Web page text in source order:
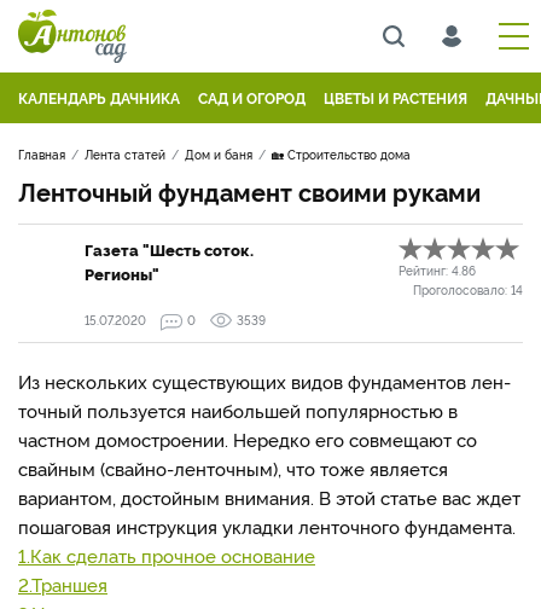
КАЛЕНДАРЬ ДАЧНИКА САД И ОГОРОД ЦВЕТЫ И РАСТЕНИЯ
Главная Лента статей Дом и баня 🏡 Строительство дома
Ленточный фундамент своими руками
Газета "Шесть соток.
Регионы"
Рейтинг: 4.86
Проголосовало: 14
15.07.2020
0 3539
Из нескольких существую­щих видов фундаментов лен­
точный пользуется наиболь­шей популярностью в
частном домостроении. Нередко его совме­щают со
свайным (свайно­-ленточным), что тоже является
вариантом, до­стойным внимания. В этой статье вас ждет
пошаговая инструкция укладки ленточного фундамента.
1.Как сделать прочное основание
2.Траншея